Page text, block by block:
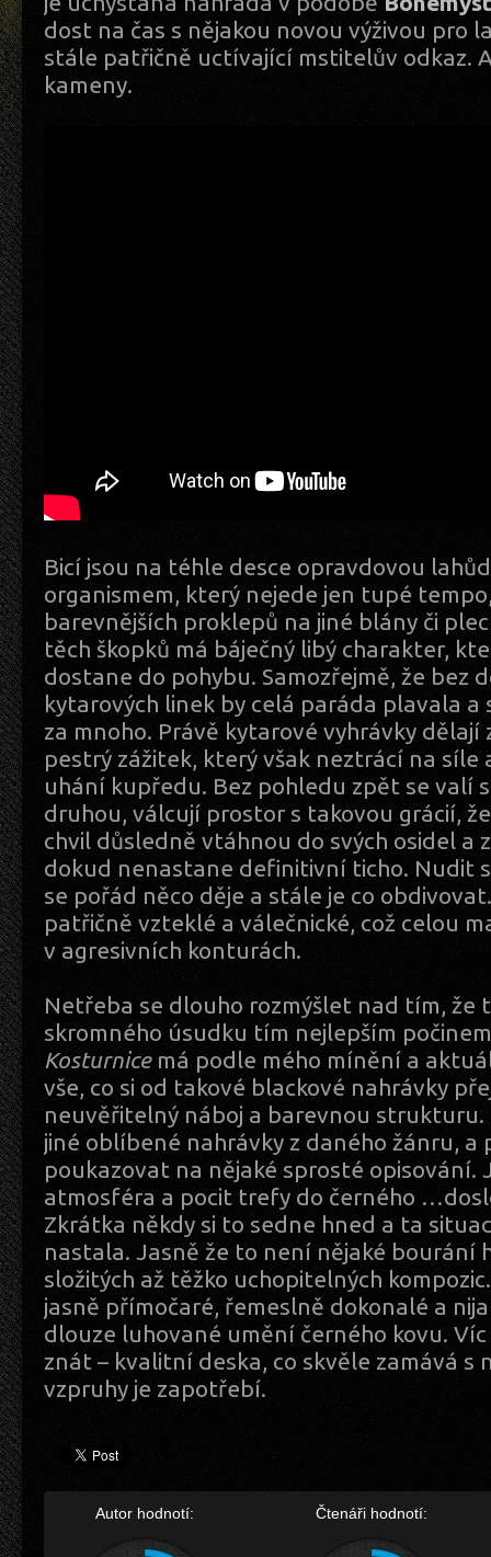
dost na čas s nějakou novou výživou pro
stále patřičně uctívající mstitelův odkaz.
kameny.
Bicí jsou na téhle desce opravdovou
organismem, který nejede jen tupé
barevnějších proklepů na jiné blány či
těch škopků má báječný libý charakter,
dostane do pohybu. Samozřejmě, že bez
kytarových linek by celá paráda plavala
za mnoho. Právě kytarové vyhrávky dělají
pestrý zážitek, který však neztrácí na síle
uhání kupředu. Bez pohledu zpět se valí
druhou, válcují prostor s takovou grácií,
chvil důsledně vtáhnou do svých osidel a
dokud nenastane definitivní ticho. Nudit
se pořád něco děje a stále je co
patřičně vzteklé a válečnické, což celou
v agresivních konturách.
Netřeba se dlouho rozmýšlet nad tím, že
skromného úsudku tím nejlepším
Kosturnicemá podle mého mínění a
vše, co si od takové blackové nahrávky
neuvěřitelný náboj a barevnou
jiné oblíbené nahrávky z daného žánru, a
poukazovat na nějaké sprosté opisování.
atmosféra a pocit trefy do černého
Zkrátka někdy si to sedne hned a ta
nastala. Jasně že to není nějaké bourání
složitých až těžko uchopitelných
jasně přímočaré, řemeslně dokonalé a
dlouze luhované umění černého kovu.
znát – kvalitní deska, co skvěle zamává s
vzpruhy je zapotřebí.
Autor hodnotí: Čtenáři hodnotí: